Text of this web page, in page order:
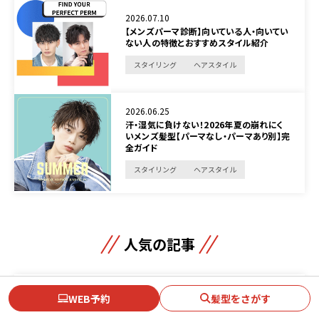
WEB予約 髪型をさがす
2026.07.10
【メンズパーマ診断】向いている人・向いてい
ない人の特徴とおすすめスタイル紹介
スタイリング ヘアスタイル
2026.06.25
汗・湿気に負けない！2026年夏の崩れにく
いメンズ髪型【パーマなし・パーマあり別】完
全ガイド
スタイリング ヘアスタイル
人気の記事
2026.03.04
【2026年版】モテるメンズパーマ完全ガイド